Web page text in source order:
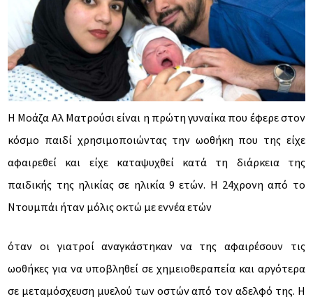
Περιοδικό
Εκπαίδευση
E-Learning
Μετεκπαιδευτικά Μαθήματα
Σεμινάρια
Ιστορία & Προσωπικότητες της Γυναικολογίας -
Μαιευτικής, IVF
Εκδηλώσεις
Δραστηριότητες
Συνέδρια - Συμπόσια
Πρόσωπα
Μέλη Ε.Ε.Α.Ι.
H Μοάζα Αλ Ματρούσι είναι η πρώτη γυναίκα που έφερε στον
κόσμο παιδί χρησιμοποιώντας την ωοθήκη που της είχε
αφαιρεθεί και είχε καταψυχθεί κατά τη διάρκεια της
παιδικής της ηλικίας σε ηλικία 9 ετών. Η 24χρονη από το
Ντουμπάι ήταν μόλις οκτώ με εννέα ετών
όταν οι γιατροί αναγκάστηκαν να της αφαιρέσουν τις
ωοθήκες για να υποβληθεί σε χημειοθεραπεία και αργότερα
σε μεταμόσχευση μυελού των οστών από τον αδελφό της. Η